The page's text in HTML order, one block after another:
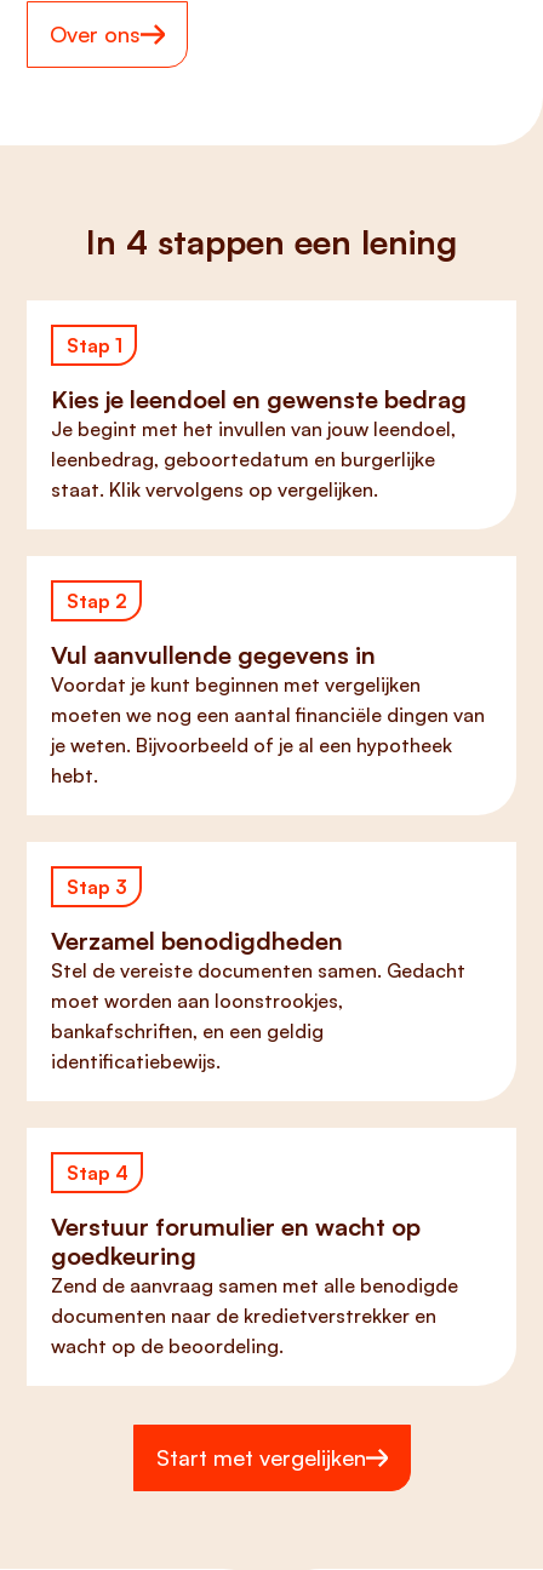
Over ons
In 4 stappen een lening
Stap 1
Kies je leendoel en gewenste bedrag
Je begint met het invullen van jouw leendoel,
leenbedrag, geboortedatum en burgerlijke
staat. Klik vervolgens op vergelijken.
Stap 2
Vul aanvullende gegevens in
Voordat je kunt beginnen met vergelijken
moeten we nog een aantal financiële dingen van
je weten. Bijvoorbeeld of je al een hypotheek
hebt.
Stap 3
Verzamel benodigdheden
Stel de vereiste documenten samen. Gedacht
moet worden aan loonstrookjes,
bankafschriften, en een geldig
identificatiebewijs.
Stap 4
Verstuur forumulier en wacht op
goedkeuring
Zend de aanvraag samen met alle benodigde
documenten naar de kredietverstrekker en
wacht op de beoordeling.
Start met vergelijken